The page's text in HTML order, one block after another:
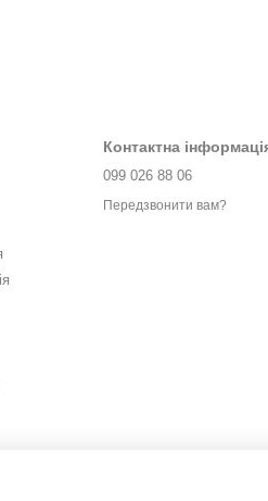
Контактна
099 026 88 06
Передзвонити вам?